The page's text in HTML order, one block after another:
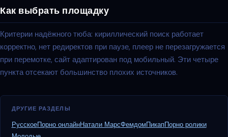
Как выбрать площадку
Критерии надёжного тюба: кириллический поиск работает
корректно, нет редиректов при паузе, плеер не перезагружается
при перемотке, сайт адаптирован под мобильный. Эти четыре
пункта отсекают большинство плохих источников.
ДРУГИЕ РАЗДЕЛЫ
РусскоеПорно онлайнНатали МарсФемдомПикапПорно ролики